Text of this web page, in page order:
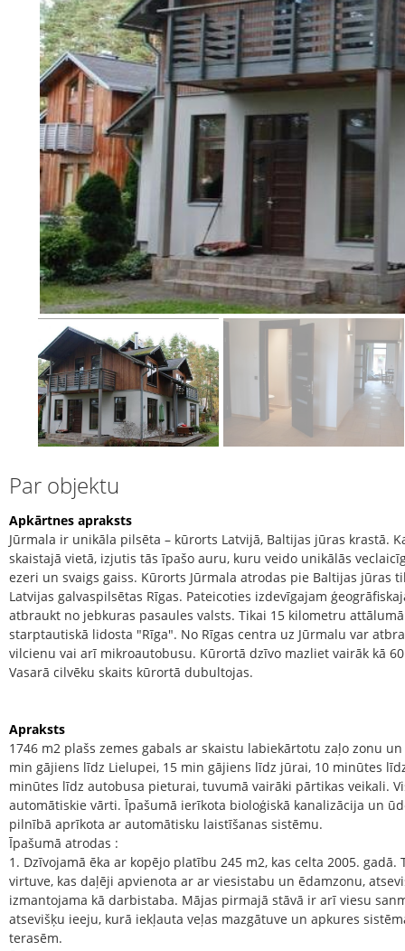
Par objektu
Apkārtnes apraksts
Jūrmala ir unikāla pilsēta – kūrorts Latvijā, Baltijas jūras krastā.
skaistajā vietā, izjutis tās īpašo auru, kuru veido unikālās
ezeri un svaigs gaiss. Kūrorts Jūrmala atrodas pie Baltijas jūras
Latvijas galvaspilsētas Rīgas. Pateicoties izdevīgajam
atbraukt no jebkuras pasaules valsts. Tikai 15 kilometru
starptautiskā lidosta "Rīga". No Rīgas centra uz Jūrmalu var
vilcienu vai arī mikroautobusu. Kūrortā dzīvo mazliet vairāk kā
Vasarā cilvēku skaits kūrortā dubultojas.
Apraksts
1746 m2 plašs zemes gabals ar skaistu labiekārtotu zaļo zonu
min gājiens līdz Lielupei, 15 min gājiens līdz jūrai, 10 minūtes
minūtes līdz autobusa pieturai, tuvumā vairāki pārtikas veikali.
automātiskie vārti. Īpašumā ierīkota bioloģiskā kanalizācija un
pilnībā aprīkota ar automātisku laistīšanas sistēmu.
Īpašumā atrodas :
1. Dzīvojamā ēka ar kopējo platību 245 m2, kas celta 2005.
virtuve, kas daļēji apvienota ar ar viesistabu un ēdamzonu,
izmantojama kā darbistaba. Mājas pirmajā stāvā ir arī viesu
atsevišķu ieeju, kurā iekļauta veļas mazgātuve un apkures
terasēm.